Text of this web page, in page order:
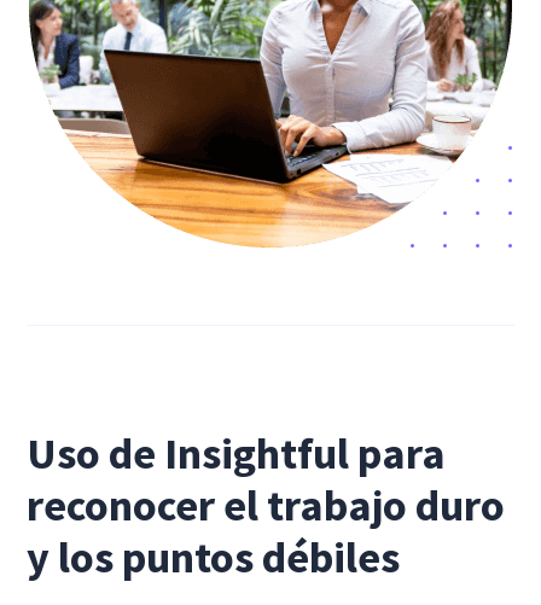
Uso de Insightful para
reconocer el trabajo duro
y los puntos débiles